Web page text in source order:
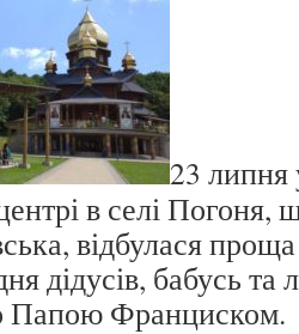
23 липня
в селі Погоня,
відбулася
дідусів, бабусь
Папою Франциском.